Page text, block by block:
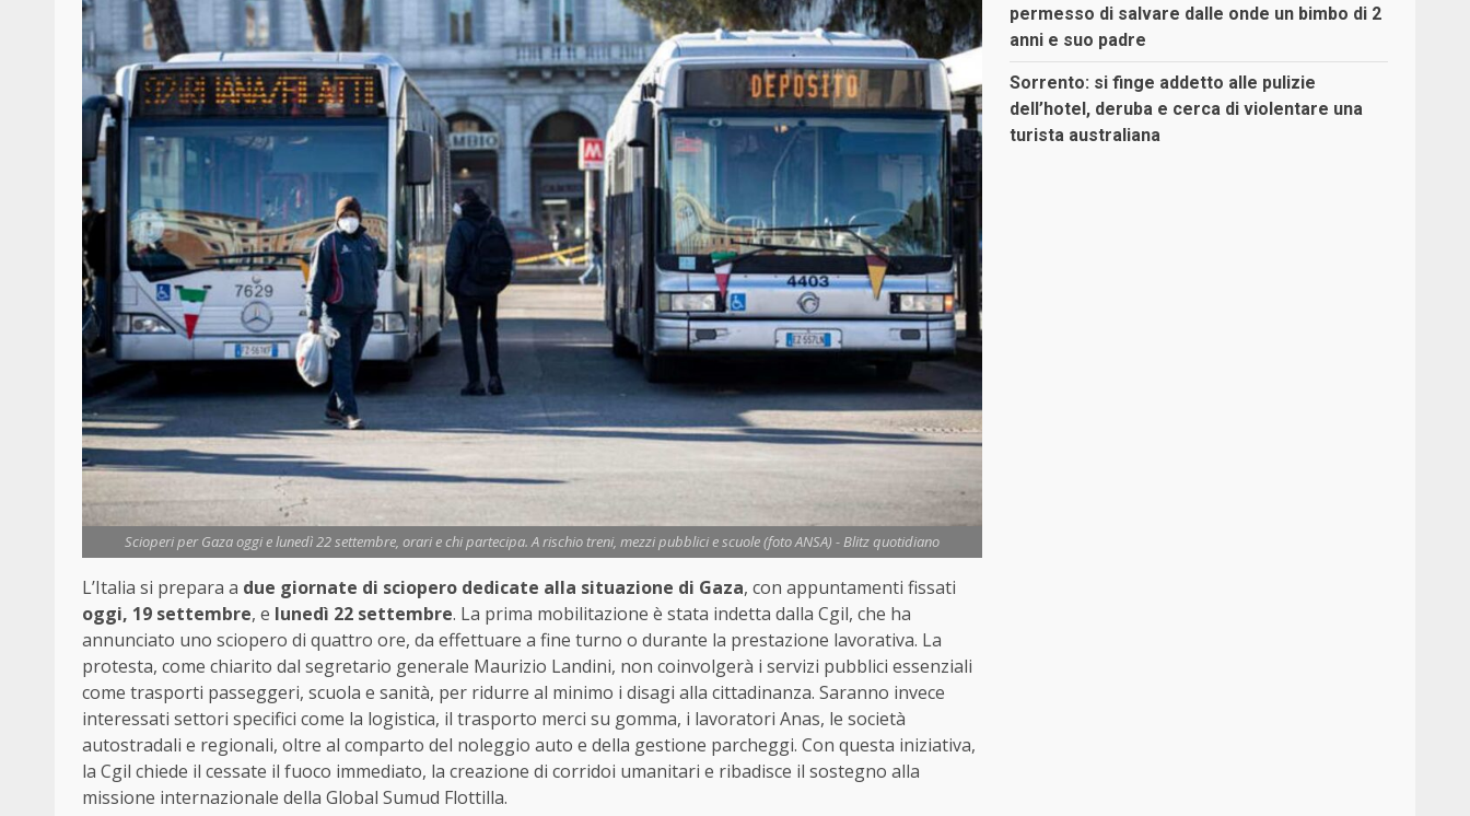
Scioperi per Gaza oggi e lunedì 22 settembre, orari e chi partecipa. A rischio treni, mezzi pubblici e scuole (foto ANSA) - Blitz quotidiano
L’Italia si prepara a due giornate di sciopero dedicate alla situazione di Gaza, con appuntamenti fissati
oggi, 19 settembre, e lunedì 22 settembre. La prima mobilitazione è stata indetta dalla Cgil, che ha
annunciato uno sciopero di quattro ore, da effettuare a fine turno o durante la prestazione lavorativa. La
protesta, come chiarito dal segretario generale Maurizio Landini, non coinvolgerà i servizi pubblici essenziali
come trasporti passeggeri, scuola e sanità, per ridurre al minimo i disagi alla cittadinanza. Saranno invece
interessati settori specifici come la logistica, il trasporto merci su gomma, i lavoratori Anas, le società
autostradali e regionali, oltre al comparto del noleggio auto e della gestione parcheggi. Con questa iniziativa,
la Cgil chiede il cessate il fuoco immediato, la creazione di corridoi umanitari e ribadisce il sostegno alla
missione internazionale della Global Sumud Flottilla.
permesso di salvare dalle onde un bimbo di 2
anni e suo padre
Sorrento: si finge addetto alle pulizie
dell’hotel, deruba e cerca di violentare una
turista australiana